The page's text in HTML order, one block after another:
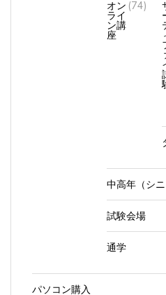
ン講
座
中高年（シ
試験会場
通学
パソコン購入